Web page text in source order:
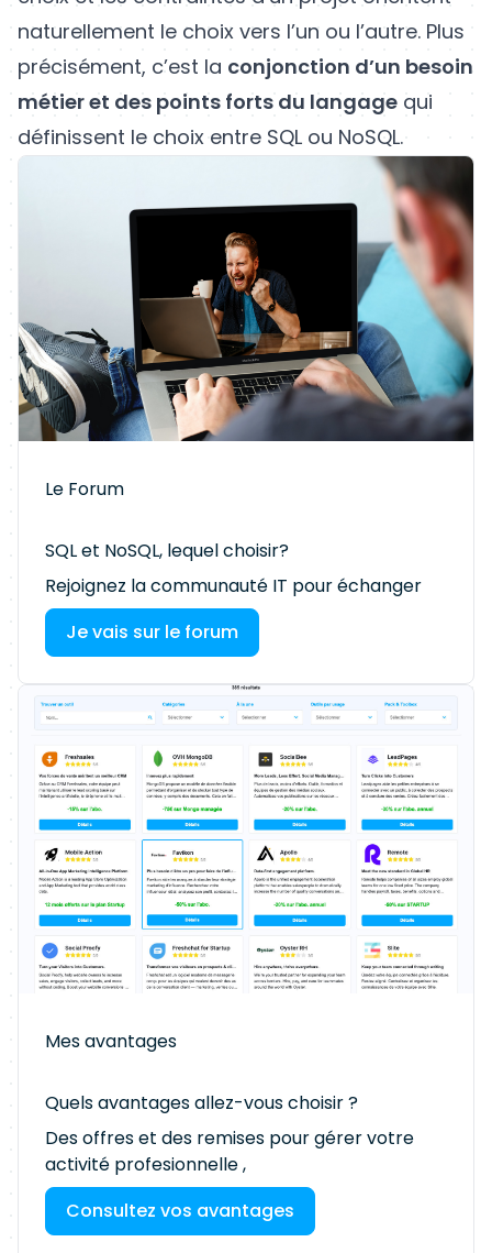
naturellement le choix vers l’un ou l’autre. Plus
précisément, c’est la conjonction d’un besoin
métier et des points forts du langage qui
définissent le choix entre SQL ou NoSQL.
Le Forum
SQL et NoSQL, lequel choisir?
Rejoignez la communauté IT pour échanger
Je vais sur le forum
Mes avantages
Quels avantages allez-vous choisir ?
Des offres et des remises pour gérer votre
activité profesionnelle ,
Consultez vos avantages